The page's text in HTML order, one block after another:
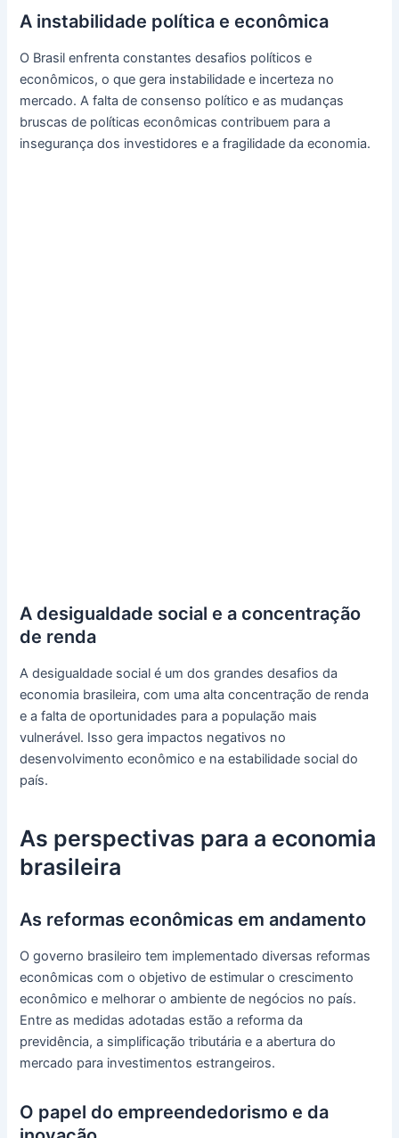
A instabilidade política e econômica
O Brasil enfrenta constantes desafios políticos e
econômicos, o que gera instabilidade e incerteza no
mercado. A falta de consenso político e as mudanças
bruscas de políticas econômicas contribuem para a
insegurança dos investidores e a fragilidade da economia.
A desigualdade social e a concentração
de renda
A desigualdade social é um dos grandes desafios da
economia brasileira, com uma alta concentração de renda
e a falta de oportunidades para a população mais
vulnerável. Isso gera impactos negativos no
desenvolvimento econômico e na estabilidade social do
país.
As perspectivas para a economia
brasileira
As reformas econômicas em andamento
O governo brasileiro tem implementado diversas reformas
econômicas com o objetivo de estimular o crescimento
econômico e melhorar o ambiente de negócios no país.
Entre as medidas adotadas estão a reforma da
previdência, a simplificação tributária e a abertura do
mercado para investimentos estrangeiros.
O papel do empreendedorismo e da